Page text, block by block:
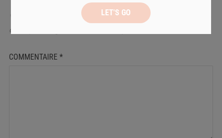
Votre adresse de messagerie ne sera pas publiée.
champs obligatoires sont indiqués avec
COMMENTAIRE *